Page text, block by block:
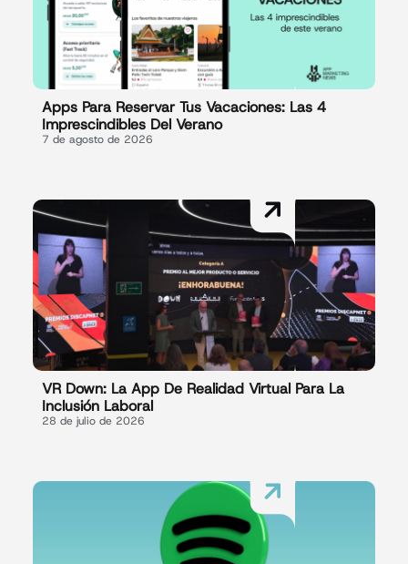
Apps Para Reservar Tus Vacaciones: Las 4
Imprescindibles Del Verano
7 de agosto de 2026
VR Down: La App De Realidad Virtual Para La
Inclusión Laboral
28 de julio de 2026